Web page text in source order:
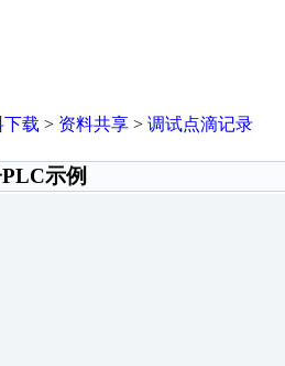
下载 > 资料共享 > 调试点滴记录
示例